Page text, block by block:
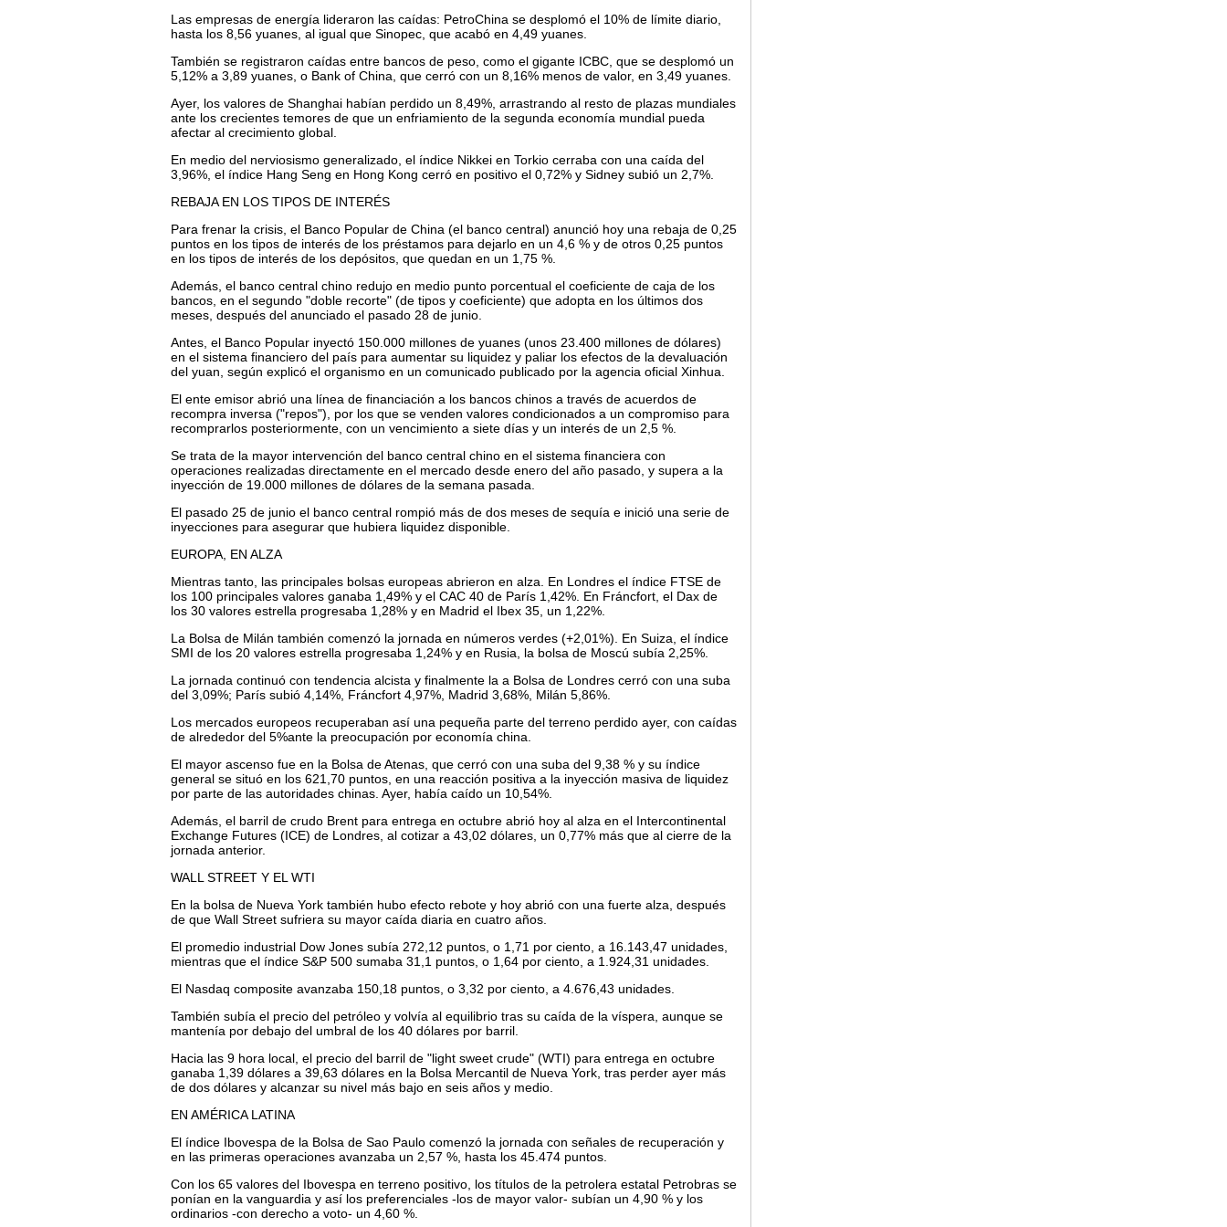
Las empresas de energía lideraron las caídas: PetroChina se desplomó el 10% de límite diario,
hasta los 8,56 yuanes, al igual que Sinopec, que acabó en 4,49 yuanes.
También se registraron caídas entre bancos de peso, como el gigante ICBC, que se desplomó un
5,12% a 3,89 yuanes, o Bank of China, que cerró con un 8,16% menos de valor, en 3,49 yuanes.
Ayer, los valores de Shanghai habían perdido un 8,49%, arrastrando al resto de plazas mundiales
ante los crecientes temores de que un enfriamiento de la segunda economía mundial pueda
afectar al crecimiento global.
En medio del nerviosismo generalizado, el índice Nikkei en Torkio cerraba con una caída del
3,96%, el índice Hang Seng en Hong Kong cerró en positivo el 0,72% y Sidney subió un 2,7%.
REBAJA EN LOS TIPOS DE INTERÉS
Para frenar la crisis, el Banco Popular de China (el banco central) anunció hoy una rebaja de 0,25
puntos en los tipos de interés de los préstamos para dejarlo en un 4,6 % y de otros 0,25 puntos
en los tipos de interés de los depósitos, que quedan en un 1,75 %.
Además, el banco central chino redujo en medio punto porcentual el coeficiente de caja de los
bancos, en el segundo "doble recorte" (de tipos y coeficiente) que adopta en los últimos dos
meses, después del anunciado el pasado 28 de junio.
Antes, el Banco Popular inyectó 150.000 millones de yuanes (unos 23.400 millones de dólares)
en el sistema financiero del país para aumentar su liquidez y paliar los efectos de la devaluación
del yuan, según explicó el organismo en un comunicado publicado por la agencia oficial Xinhua.
El ente emisor abrió una línea de financiación a los bancos chinos a través de acuerdos de
recompra inversa ("repos"), por los que se venden valores condicionados a un compromiso para
recomprarlos posteriormente, con un vencimiento a siete días y un interés de un 2,5 %.
Se trata de la mayor intervención del banco central chino en el sistema financiera con
operaciones realizadas directamente en el mercado desde enero del año pasado, y supera a la
inyección de 19.000 millones de dólares de la semana pasada.
El pasado 25 de junio el banco central rompió más de dos meses de sequía e inició una serie de
inyecciones para asegurar que hubiera liquidez disponible.
EUROPA, EN ALZA
Mientras tanto, las principales bolsas europeas abrieron en alza. En Londres el índice FTSE de
los 100 principales valores ganaba 1,49% y el CAC 40 de París 1,42%. En Fráncfort, el Dax de
los 30 valores estrella progresaba 1,28% y en Madrid el Ibex 35, un 1,22%.
La Bolsa de Milán también comenzó la jornada en números verdes (+2,01%). En Suiza, el índice
SMI de los 20 valores estrella progresaba 1,24% y en Rusia, la bolsa de Moscú subía 2,25%.
La jornada continuó con tendencia alcista y finalmente la a Bolsa de Londres cerró con una suba
del 3,09%; París subió 4,14%, Fráncfort 4,97%, Madrid 3,68%, Milán 5,86%.
Los mercados europeos recuperaban así una pequeña parte del terreno perdido ayer, con caídas
de alrededor del 5%ante la preocupación por economía china.
El mayor ascenso fue en la Bolsa de Atenas, que cerró con una suba del 9,38 % y su índice
general se situó en los 621,70 puntos, en una reacción positiva a la inyección masiva de liquidez
por parte de las autoridades chinas. Ayer, había caído un 10,54%.
Además, el barril de crudo Brent para entrega en octubre abrió hoy al alza en el Intercontinental
Exchange Futures (ICE) de Londres, al cotizar a 43,02 dólares, un 0,77% más que al cierre de la
jornada anterior.
WALL STREET Y EL WTI
En la bolsa de Nueva York también hubo efecto rebote y hoy abrió con una fuerte alza, después
de que Wall Street sufriera su mayor caída diaria en cuatro años.
El promedio industrial Dow Jones subía 272,12 puntos, o 1,71 por ciento, a 16.143,47 unidades,
mientras que el índice S&P 500 sumaba 31,1 puntos, o 1,64 por ciento, a 1.924,31 unidades.
El Nasdaq composite avanzaba 150,18 puntos, o 3,32 por ciento, a 4.676,43 unidades.
También subía el precio del petróleo y volvía al equilibrio tras su caída de la víspera, aunque se
mantenía por debajo del umbral de los 40 dólares por barril.
Hacia las 9 hora local, el precio del barril de "light sweet crude" (WTI) para entrega en octubre
ganaba 1,39 dólares a 39,63 dólares en la Bolsa Mercantil de Nueva York, tras perder ayer más
de dos dólares y alcanzar su nivel más bajo en seis años y medio.
EN AMÉRICA LATINA
El índice Ibovespa de la Bolsa de Sao Paulo comenzó la jornada con señales de recuperación y
en las primeras operaciones avanzaba un 2,57 %, hasta los 45.474 puntos.
Con los 65 valores del Ibovespa en terreno positivo, los títulos de la petrolera estatal Petrobras se
ponían en la vanguardia y así los preferenciales -los de mayor valor- subían un 4,90 % y los
ordinarios -con derecho a voto- un 4,60 %.